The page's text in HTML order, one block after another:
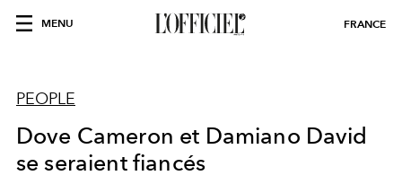
MENU FRANCE
PEOPLE
Dove Cameron et Damiano David
se seraient fiancés